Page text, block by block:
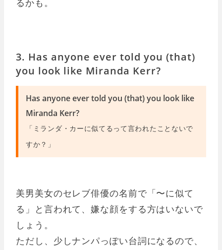
るかも。
3. Has anyone ever told you (that)
you look like Miranda Kerr?
Has anyone ever told you (that) you look like
Miranda Kerr?
「ミランダ・カーに似てるって言われたことないで
すか？」
美男美女のセレブ俳優の名前で「〜に似て
る」と言われて、嫌な顔をする方はいないで
しょう。
ただし、少しナンパっぽい台詞になるので、